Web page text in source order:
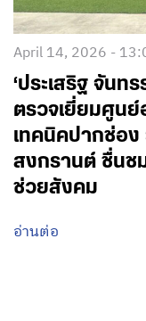
April 14, 2026 -
‘ประเสริฐ จันท
ตรวจเยี่ยมศูน
เทคนิคปากช่อง
สงกรานต์ ชื่นช
ช่วยสังคม
อ่านต่อ